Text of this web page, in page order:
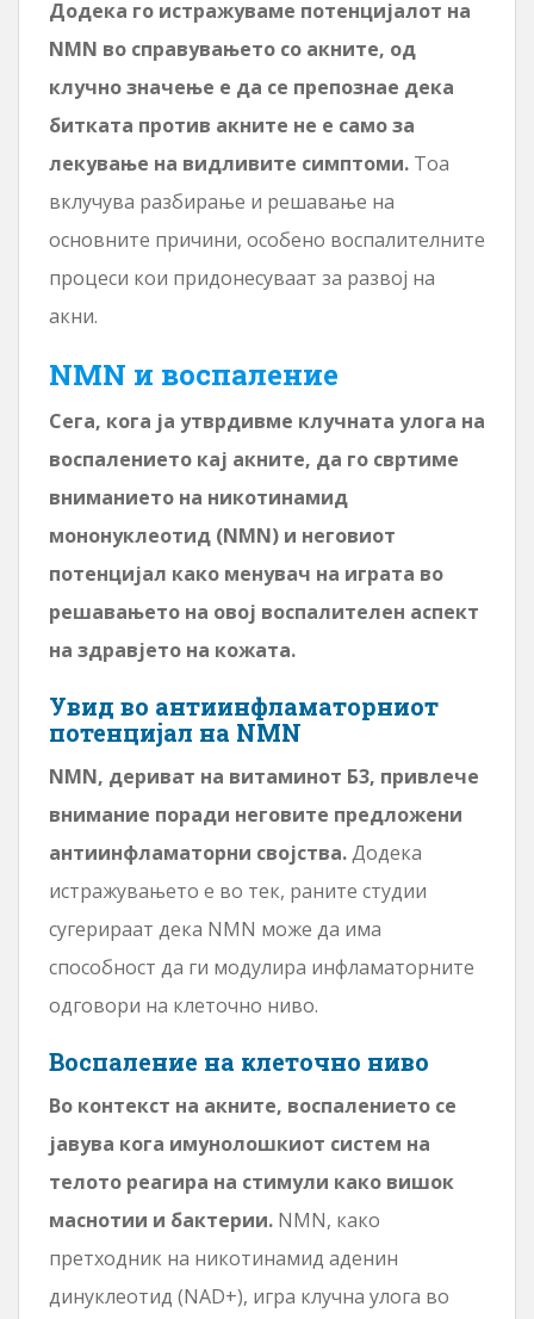
Додека го истражуваме потенцијалот на
NMN во справувањето со акните, од
клучно значење е да се препознае дека
битката против акните не е само за
лекување на видливите симптоми. Тоа
вклучува разбирање и решавање на
основните причини, особено воспалителните
процеси кои придонесуваат за развој на
акни.
NMN и воспаление
Сега, кога ја утврдивме клучната улога на
воспалението кај акните, да го свртиме
вниманието на никотинамид
мононуклеотид (NMN) и неговиот
потенцијал како менувач на играта во
решавањето на овој воспалителен аспект
на здравјето на кожата.
Увид во антиинфламаторниот
потенцијал на NMN
NMN, дериват на витаминот Б3, привлече
внимание поради неговите предложени
антиинфламаторни својства.Додека
истражувањето е во тек, раните студии
сугерираат дека NMN може да има
способност да ги модулира инфламаторните
одговори на клеточно ниво.
Воспаление на клеточно ниво
Во контекст на акните, воспалението се
јавува кога имунолошкиот систем на
телото реагира на стимули како вишок
маснотии и бактерии. NMN, како
претходник на никотинамид аденин
динуклеотид (NAD+), игра клучна улога во